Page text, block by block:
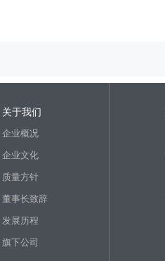
关于我们
企业概况
企业文化
质量方针
董事长致辞
发展历程
旗下公司